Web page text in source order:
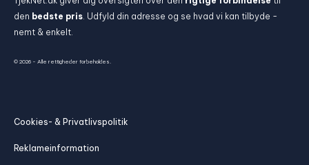
den bedste pris. Udfyld din adresse og se hvad vi kan tilbyde -
nemt & enkelt.
© 2026 - Alle rettigheder forbeholdes.
Cookies- & Privatlivspolitik
Reklameinformation